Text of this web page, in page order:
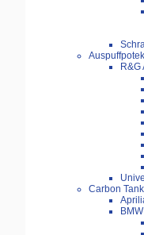
R&G
Carbon
BMW